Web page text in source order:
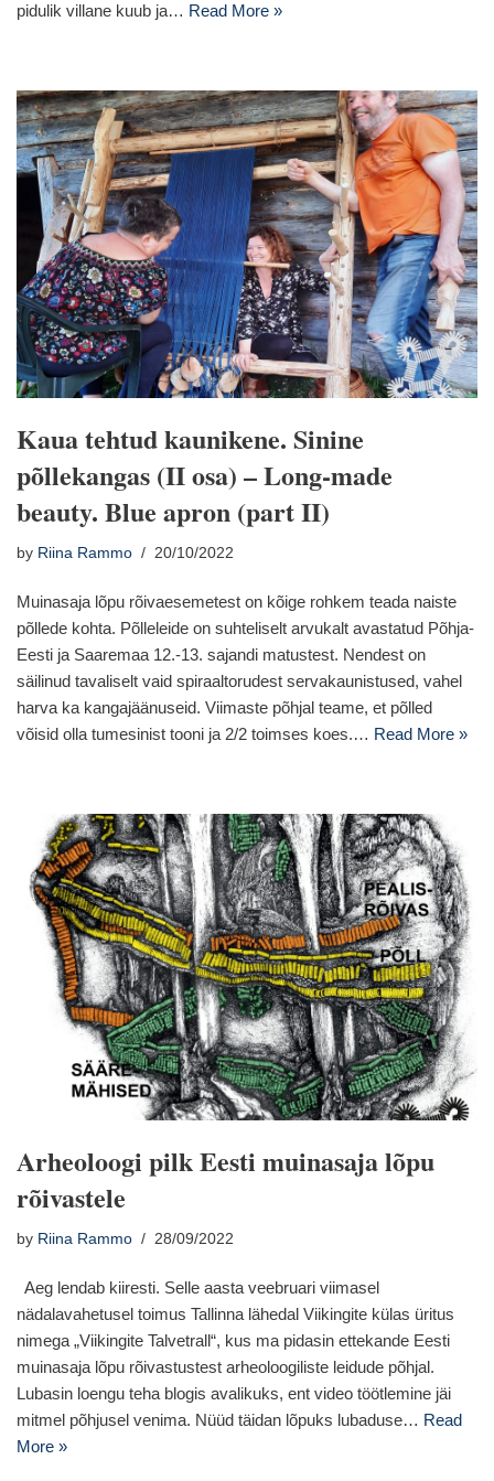
pidulik villane kuub ja… Read More »
Kaua tehtud kaunikene. Sinine
põllekangas (II osa) – Long-made
beauty. Blue apron (part II)
by Riina Rammo 20/10/2022
Muinasaja lõpu rõivaesemetest on kõige rohkem teada naiste
põllede kohta. Põlleleide on suhteliselt arvukalt avastatud Põhja-
Eesti ja Saaremaa 12.-13. sajandi matustest. Nendest on
säilinud tavaliselt vaid spiraaltorudest servakaunistused, vahel
harva ka kangajäänuseid. Viimaste põhjal teame, et põlled
võisid olla tumesinist tooni ja 2/2 toimses koes.… Read More »
Arheoloogi pilk Eesti muinasaja lõpu
rõivastele
by Riina Rammo 28/09/2022
Aeg lendab kiiresti. Selle aasta veebruari viimasel
nädalavahetusel toimus Tallinna lähedal Viikingite külas üritus
nimega „Viikingite Talvetrall“, kus ma pidasin ettekande Eesti
muinasaja lõpu rõivastustest arheoloogiliste leidude põhjal.
Lubasin loengu teha blogis avalikuks, ent video töötlemine jäi
mitmel põhjusel venima. Nüüd täidan lõpuks lubaduse… Read
More »